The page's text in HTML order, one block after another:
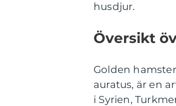
husdjur.
Översikt
Golden
auratus, är en
i Syrien,